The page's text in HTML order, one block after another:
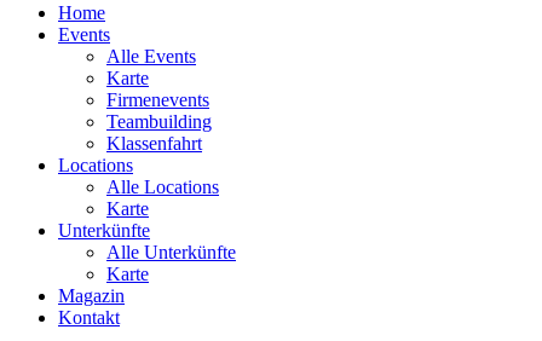
Home
Events
Alle Events
Karte
Firmenevents
Teambuilding
Klassenfahrt
Locations
Alle Locations
Karte
Unterkünfte
Alle Unterkünfte
Karte
Magazin
Kontakt